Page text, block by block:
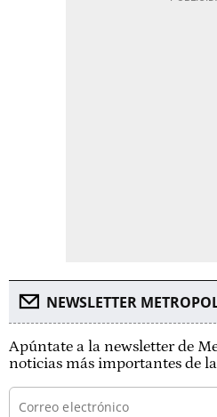
NEWSLETTER
Apúntate a la newsletter de
noticias más importantes de